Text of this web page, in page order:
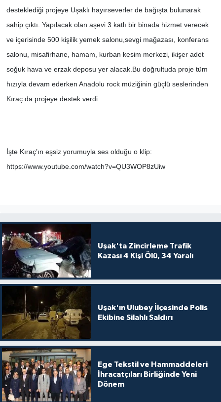
desteklediği projeye Uşaklı hayırseverler de bağışta bulunarak
sahip çıktı. Yapılacak olan aşevi 3 katlı bir binada hizmet verecek
ve içerisinde 500 kişilik yemek salonu,sevgi mağazası, konferans
salonu, misafirhane, hamam, kurban kesim merkezi, ikişer adet
soğuk hava ve erzak deposu yer alacak.Bu doğrultuda proje tüm
hızıyla devam ederken Anadolu rock müziğinin güçlü seslerinden
Kıraç da projeye destek verdi.
İşte Kıraç’ın eşsiz yorumuyla ses olduğu o klip:
https://www.youtube.com/watch?v=QU3WOP8zUiw
Uşak'ta Zincirleme Trafik
Kazası 4 Kişi Ölü, 34 Yaralı
Uşak'ın Ulubey İlçesinde Polis
Ekibine Silahlı Saldırı
Ege Tekstil ve Hammaddeleri
İhracatçıları Birliğinde Yeni
Dönem